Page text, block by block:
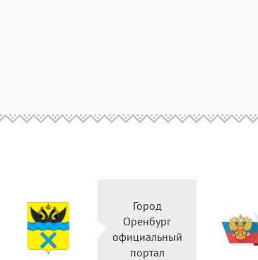
Город
Оренбург
официальный
портал